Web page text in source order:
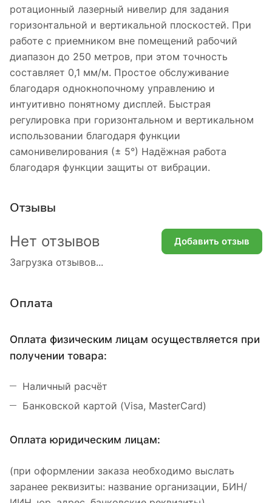
ротационный лазерный нивелир для задания
горизонтальной и вертикальной плоскостей. При
работе с приемником вне помещений рабочий
диапазон до 250 метров, при этом точность
составляет 0,1 мм/м. Простое обслуживание
благодаря однокнопочному управлению и
интуитивно понятному дисплей. Быстрая
регулировка при горизонтальном и вертикальном
использовании благодаря функции
самонивелирования (± 5°) Надёжная работа
благодаря функции защиты от вибрации.
Отзывы
Загрузка отзывов...
Нет отзывов Добавить отзыв
Оплата
Оплата физическим лицам осуществляется при
получении товара:
Наличный расчёт
Банковской картой (Visa, MasterCard)
Оплата юридическим лицам:
(при оформлении заказа необходимо выслать
заранее реквизиты: название организации, БИН/